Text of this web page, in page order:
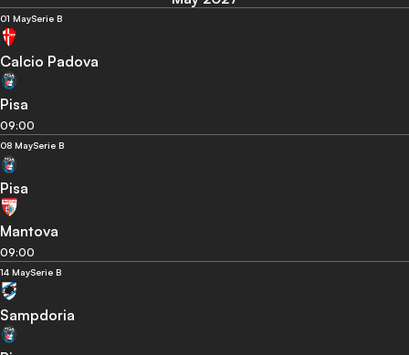
01 MaySerie B
Calcio Padova
Pisa
09:00
08 MaySerie B
Pisa
Mantova
09:00
14 MaySerie B
Sampdoria